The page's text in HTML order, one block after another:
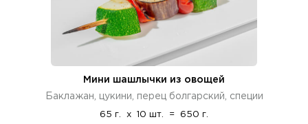
Мини шашлычки из овощей
Баклажан, цукини, перец болгарский, специи
65 г. x 10 шт. = 650 г.